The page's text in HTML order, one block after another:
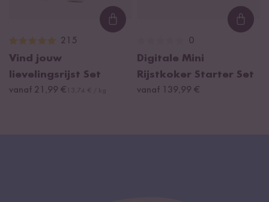
Loading...
215
Vind jouw
lievelingsrijst Set
vanaf 21,99 €
0
Digitale Mini
Rijstkoker Starter Set
vanaf 139,99 €